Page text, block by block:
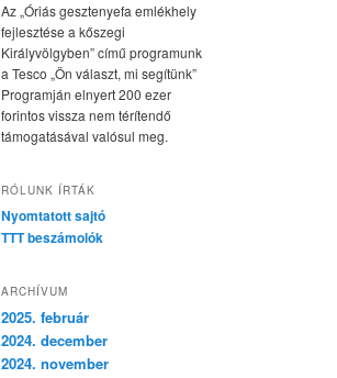
Az „Óriás gesztenyefa emlékhely
fejlesztése a kőszegi
Királyvölgyben” című programunk
a Tesco „Ön választ, mi segítünk”
Programján elnyert 200 ezer
forintos vissza nem térítendő
támogatásával valósul meg.
RÓLUNK ÍRTÁK
Nyomtatott sajtó
TTT beszámolók
ARCHÍVUM
2025. február
2024. december
2024. november